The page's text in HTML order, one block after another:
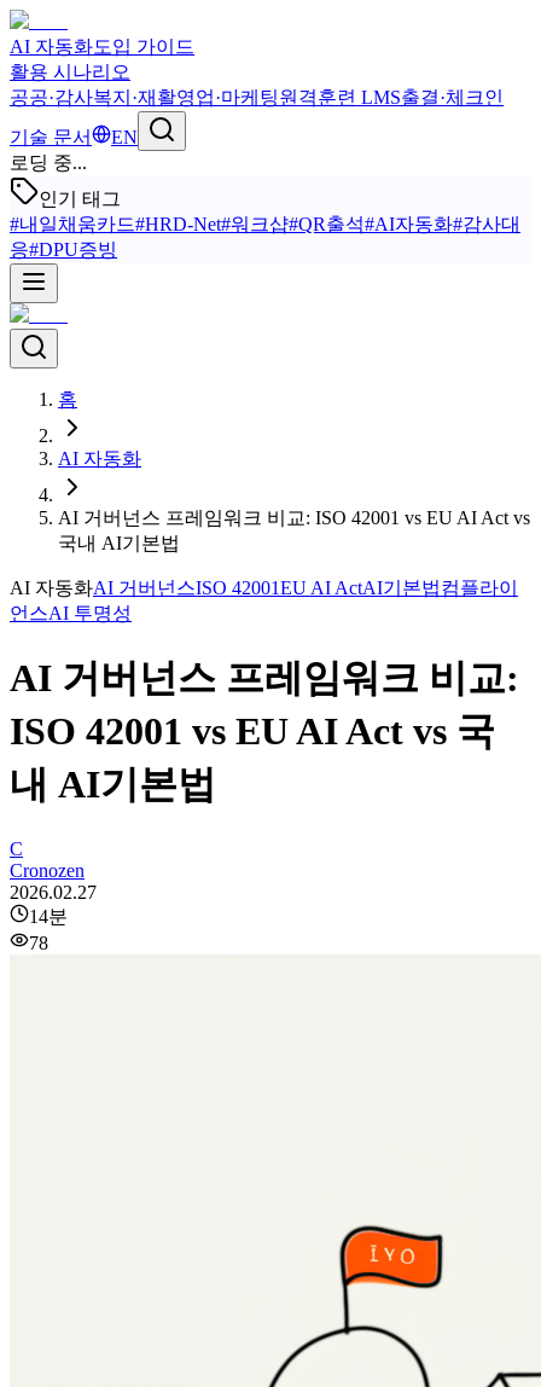
AI 자동화도입 가이드
활용 시나리오
공공·감사복지·재활영업·마케팅원격훈련 LMS출결·체크인
기술 문서
EN
로딩 중...
인기 태그
#내일채움카드#HRD-Net#워크샵#QR출석#AI자동화#감사대
응#DPU증빙
홈
AI 자동화
AI 거버넌스 프레임워크 비교: ISO 42001 vs EU AI Act vs
국내 AI기본법
AI 자동화AI 거버넌스ISO 42001EU AI ActAI기본법컴플라이
언스AI 투명성
AI 거버넌스 프레임워크 비교:
ISO 42001 vs EU AI Act vs 국
내 AI기본법
C
Cronozen
2026.02.27
14분
78